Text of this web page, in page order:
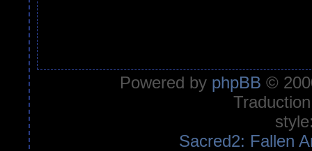
Powered by phpBB ©
Sacred2: Fallen